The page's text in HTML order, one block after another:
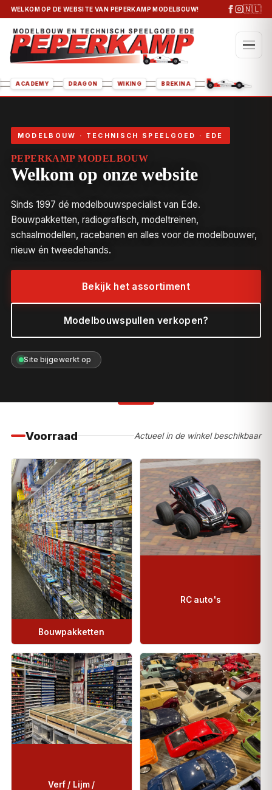
WELKOM OP DE WEBSITE VAN PEPERKAMP MODELBOUW! 🇳🇱
ACADEMY DRAGON WIKING BREKINA
MODELBOUW · TECHNISCH SPEELGOED · EDE
PEPERKAMP MODELBOUW
Welkom op onze website
Sinds 1997 dé modelbouwspecialist van Ede.
Bouwpakketten, radiografisch, modeltreinen,
schaalmodellen, racebanen en alles voor de modelbouwer,
nieuw én tweedehands.
Bekijk het assortiment
Modelbouwspullen verkopen?
Site bijgewerkt op
Voorraad Actueel in de winkel beschikbaar
Bouwpakketten
RC auto's
Verf / Lijm /